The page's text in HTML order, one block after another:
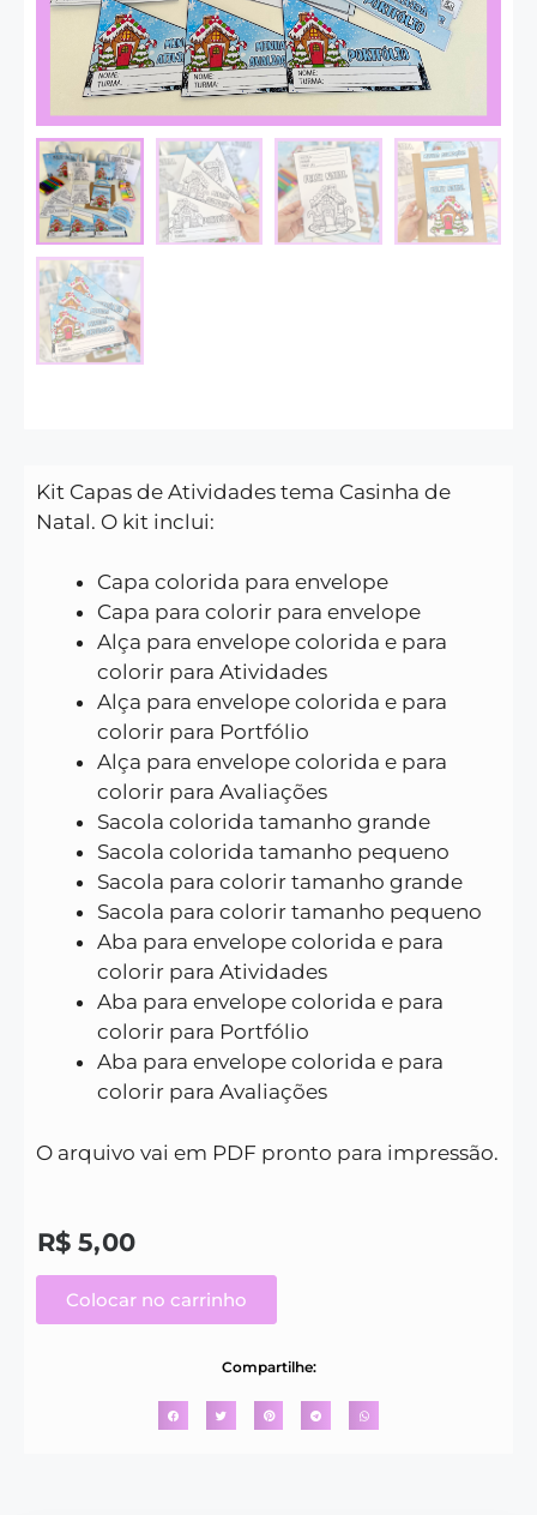
Kit Capas de Atividades tema Casinha de
Natal. O kit inclui:
Capa colorida para envelope
Capa para colorir para envelope
Alça para envelope colorida e para
colorir para Atividades
Alça para envelope colorida e para
colorir para Portfólio
Alça para envelope colorida e para
colorir para Avaliações
Sacola colorida tamanho grande
Sacola colorida tamanho pequeno
Sacola para colorir tamanho grande
Sacola para colorir tamanho pequeno
Aba para envelope colorida e para
colorir para Atividades
Aba para envelope colorida e para
colorir para Portfólio
Aba para envelope colorida e para
colorir para Avaliações
O arquivo vai em PDF pronto para impressão.
R$ 5,00
Colocar no carrinho
Compartilhe: